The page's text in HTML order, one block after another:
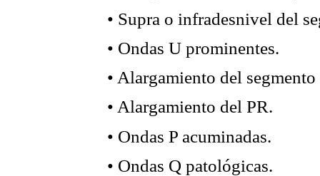
• Supra o infradesnivel del
• Ondas U prominentes.
• Alargamiento del segmento
• Alargamiento del PR.
• Ondas P acuminadas.
• Ondas Q patológicas.